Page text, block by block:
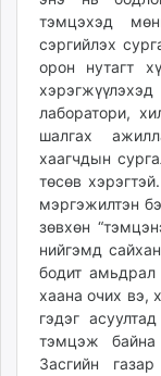
тэмцэхэд
сэргийлэх
орон нутагт
лаборатори,
шалгах
хаагчдын
төсөв
мэргэжилтэн
зөвхөн
нийгэмд
бодит
хаана очих вэ,
гэдэг
тэмцэж
Засгийн